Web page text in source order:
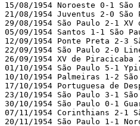
15/08/1954 Noroeste 0-1 São
21/08/1954 Juventus 2-0 São
29/08/1954 São Paulo 2-1 XV
05/09/1954 Santos 1-1 São
12/09/1954 Ponte Preta 2-3
22/09/1954 São Paulo 2-0
26/09/1954 XV de Piracicaba
01/10/1954 São Paulo 5-1
10/10/1954 Palmeiras 1-2
17/10/1954 Portuguesa de
23/10/1954 São Paulo 3-1
30/10/1954 São Paulo 0-1
07/11/1954 Corinthians 2-1
20/11/1954 São Paulo 1-1